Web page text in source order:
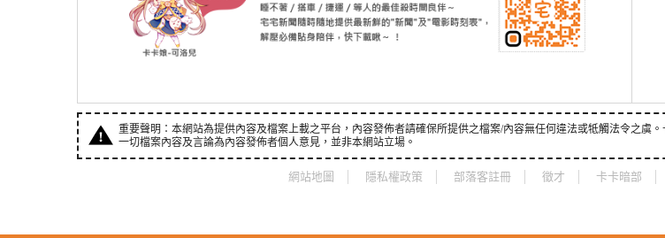
重要聲明：本網站為提供內容及檔案上載之平台，內容發佈者請確保所提供之檔案/內容無任何違法或牴觸法令之虞
一切檔案內容及言論為內容發佈者個人意見，並非本網站立場。
網站地圖 隱私權政策 部落客註冊 徵才 卡卡暗部